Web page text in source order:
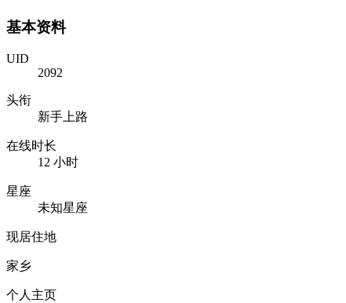
基本资料
UID
2092
头衔
新手上路
在线时长
12 小时
星座
未知星座
现居住地
家乡
个人主页